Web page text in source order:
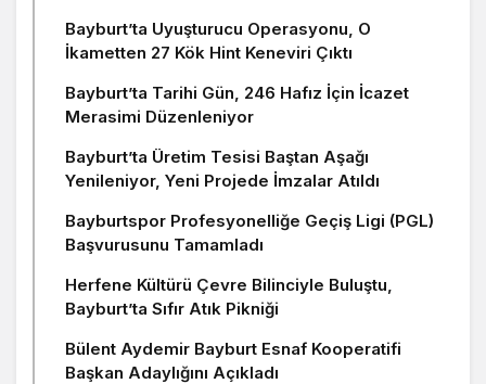
Bayburt’ta Uyuşturucu Operasyonu, O
İkametten 27 Kök Hint Keneviri Çıktı
Bayburt’ta Tarihi Gün, 246 Hafız İçin İcazet
Merasimi Düzenleniyor
Bayburt’ta Üretim Tesisi Baştan Aşağı
Yenileniyor, Yeni Projede İmzalar Atıldı
Bayburtspor Profesyonelliğe Geçiş Ligi (PGL)
Başvurusunu Tamamladı
Herfene Kültürü Çevre Bilinciyle Buluştu,
Bayburt’ta Sıfır Atık Pikniği
Bülent Aydemir Bayburt Esnaf Kooperatifi
Başkan Adaylığını Açıkladı